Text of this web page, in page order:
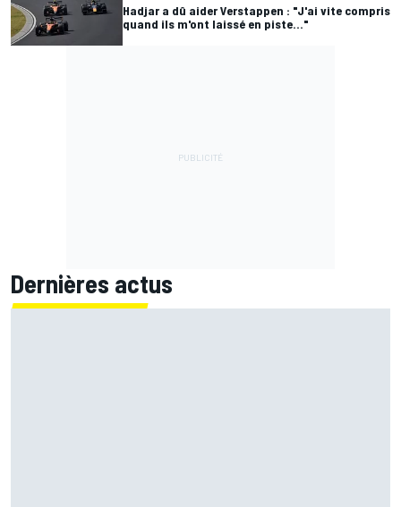
Hadjar a dû aider Verstappen : "J'ai vite compris
quand ils m'ont laissé en piste..."
Dernières actus